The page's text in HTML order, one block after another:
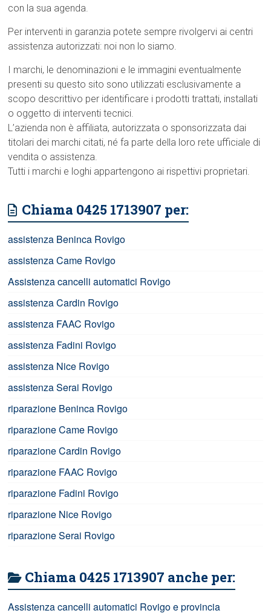
con la sua agenda.
Per interventi in garanzia potete sempre rivolgervi ai centri
assistenza autorizzati: noi non lo siamo.
I marchi, le denominazioni e le immagini eventualmente
presenti su questo sito sono utilizzati esclusivamente a
scopo descrittivo per identificare i prodotti trattati, installati
o oggetto di interventi tecnici.
L’azienda non è affiliata, autorizzata o sponsorizzata dai
titolari dei marchi citati, né fa parte della loro rete ufficiale di
vendita o assistenza.
Tutti i marchi e loghi appartengono ai rispettivi proprietari.
Chiama 0425 1713907 per:
assistenza Beninca Rovigo
assistenza Came Rovigo
Assistenza cancelli automatici Rovigo
assistenza Cardin Rovigo
assistenza FAAC Rovigo
assistenza Fadini Rovigo
assistenza Nice Rovigo
assistenza Serai Rovigo
riparazione Beninca Rovigo
riparazione Came Rovigo
riparazione Cardin Rovigo
riparazione FAAC Rovigo
riparazione Fadini Rovigo
riparazione Nice Rovigo
riparazione Serai Rovigo
Chiama 0425 1713907 anche per:
Assistenza cancelli automatici Rovigo e provincia